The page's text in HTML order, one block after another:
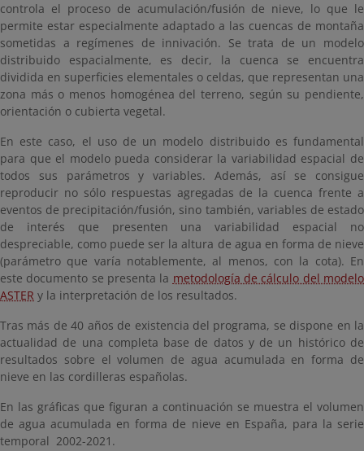
controla el proceso de acumulación/fusión de nieve, lo que le
permite estar especialmente adaptado a las cuencas de montaña
sometidas a regímenes de innivación. Se trata de un modelo
distribuido espacialmente, es decir, la cuenca se encuentra
dividida en superficies elementales o celdas, que representan una
zona más o menos homogénea del terreno, según su pendiente,
orientación o cubierta vegetal.
En este caso, el uso de un modelo distribuido es fundamental
para que el modelo pueda considerar la variabilidad espacial de
todos sus parámetros y variables. Además, así se consigue
reproducir no sólo respuestas agregadas de la cuenca frente a
eventos de precipitación/fusión, sino también, variables de estado
de interés que presenten una variabilidad espacial no
despreciable, como puede ser la altura de agua en forma de nieve
(parámetro que varía notablemente, al menos, con la cota). En
este documento se presenta la metodología de cálculo del modelo
ASTER y la interpretación de los resultados.
Tras más de 40 años de existencia del programa, se dispone en la
actualidad de una completa base de datos y de un histórico de
resultados sobre el volumen de agua acumulada en forma de
nieve en las cordilleras españolas.
En las gráficas que figuran a continuación se muestra el volumen
de agua acumulada en forma de nieve en España, para la serie
temporal 2002-2021.